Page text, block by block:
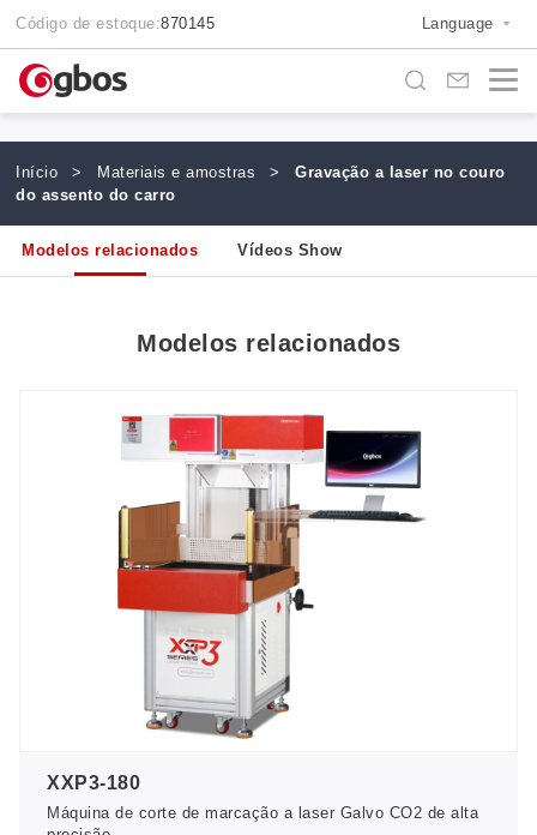
Código de estoque:870145 Language
Início > Materiais e amostras >
Gravação a laser no couro
do assento do carro
Modelos relacionados Vídeos Show
Modelos relacionados
XXP3-180
Máquina de corte de marcação a laser Galvo CO2 de alta